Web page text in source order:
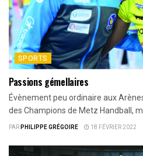
SPORTS
Passions gémellaires
Évènement peu ordinaire aux
des Champions de Metz Handball,
PARPHILIPPE GRÉGOIRE 18 FÉVRIER 2022